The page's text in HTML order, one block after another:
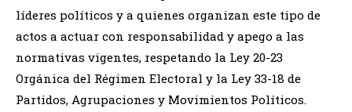
líderes políticos y a quienes organizan este tipo de
actos a actuar con responsabilidad y apego a las
normativas vigentes, respetando la Ley 20-23
Orgánica del Régimen Electoral y la Ley 33-18 de
Partidos, Agrupaciones y Movimientos Políticos.